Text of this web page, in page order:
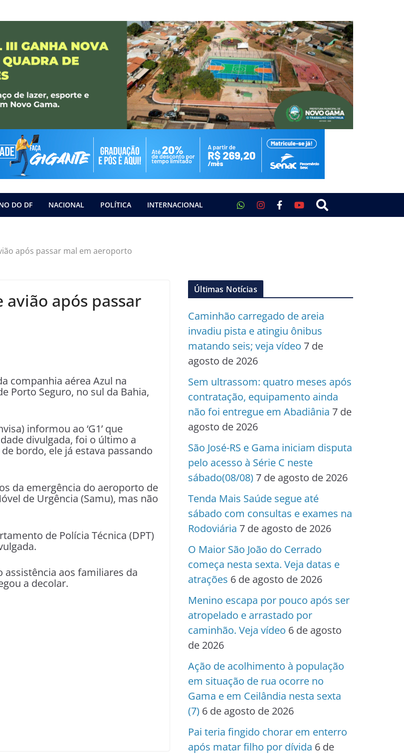
DO DF NACIONAL POLÍTICA INTERNACIONAL
após passar mal em aeroporto
após passar
companhia aérea Azul na
Porto Seguro, no sul da Bahia,
informou ao ‘G1’ que
divulgada, foi o último a
bordo, ele já estava passando
da emergência do aeroporto de
de Urgência (Samu), mas não
de Polícia Técnica (DPT)
aos familiares da
a decolar.
Últimas Notícias
Caminhão carregado de areia
invadiu pista e atingiu ônibus
matando seis; veja vídeo 7 de
agosto de 2026
Sem ultrassom: quatro meses após
contratação, equipamento ainda
não foi entregue em Abadiânia 7 de
agosto de 2026
São José-RS e Gama iniciam disputa
pelo acesso à Série C neste
sábado(08/08) 7 de agosto de 2026
Tenda Mais Saúde segue até
sábado com consultas e exames na
Rodoviária 7 de agosto de 2026
O Maior São João do Cerrado
começa nesta sexta. Veja datas e
atrações 6 de agosto de 2026
Menino escapa por pouco após ser
atropelado e arrastado por
caminhão. Veja vídeo 6 de agosto
de 2026
Ação de acolhimento à população
em situação de rua ocorre no
Gama e em Ceilândia nesta sexta
(7) 6 de agosto de 2026
Pai teria fingido chorar em enterro
após matar filho por dívida 6 de